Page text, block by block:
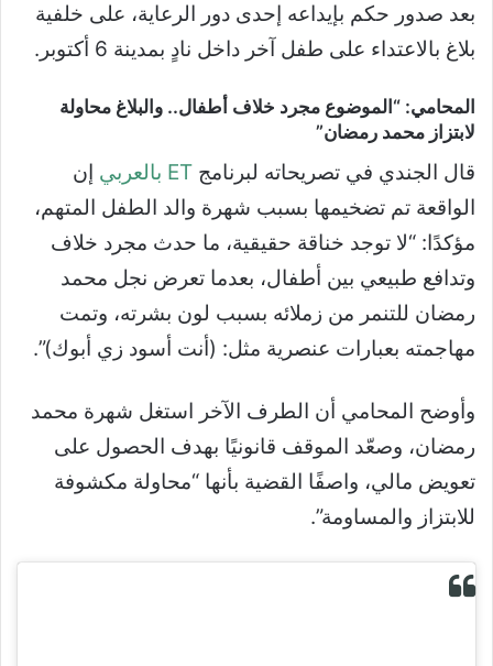
بعد صدور حكم بإيداعه إحدى دور الرعاية، على خلفية
بلاغ بالاعتداء على طفل آخر داخل نادٍ بمدينة 6 أكتوبر.
المحامي: “الموضوع مجرد خلاف أطفال.. والبلاغ محاولة
لابتزاز محمد رمضان”
قال الجندي في تصريحاته لبرنامج ET بالعربي
إن
الواقعة تم تضخيمها بسبب شهرة والد الطفل المتهم،
مؤكدًا: “لا توجد خناقة حقيقية، ما حدث مجرد خلاف
وتدافع طبيعي بين أطفال، بعدما تعرض نجل محمد
رمضان للتنمر من زملائه بسبب لون بشرته، وتمت
مهاجمته بعبارات عنصرية مثل: (أنت أسود زي أبوك)”.
وأوضح المحامي أن الطرف الآخر استغل شهرة محمد
رمضان، وصعّد الموقف قانونيًا بهدف الحصول على
تعويض مالي، واصفًا القضية بأنها “محاولة مكشوفة
للابتزاز والمساومة”.